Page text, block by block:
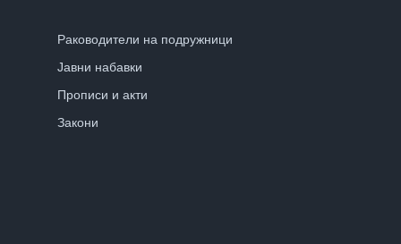
Раководители на подружници
Јавни набавки
Прописи и акти
Закони